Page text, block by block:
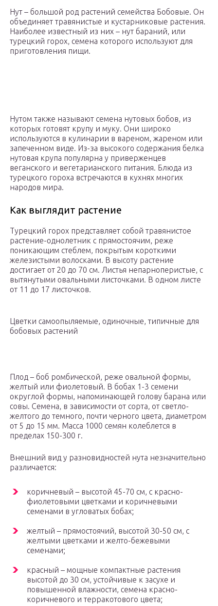
Нут – большой род растений семейства Бобовые. Он
объединяет травянистые и кустарниковые растения.
Наиболее известный из них – нут бараний, или
турецкий горох, семена которого используют для
приготовления пищи.
Нутом также называют семена нутовых бобов, из
которых готовят крупу и муку. Они широко
используются в кулинарии в вареном, жареном или
запеченном виде. Из-за высокого содержания белка
нутовая крупа популярна у приверженцев
веганского и вегетарианского питания. Блюда из
турецкого гороха встречаются в кухнях многих
народов мира.
Как выглядит растение
Турецкий горох представляет собой травянистое
растение-однолетник с прямостоячим, реже
поникающим стеблем, покрытым короткими
железистыми волосками. В высоту растение
достигает от 20 до 70 см. Листья непарноперистые, с
вытянутыми овальными листочками. В одном листе
от 11 до 17 листочков.
Цветки самоопыляемые, одиночные, типичные для
бобовых растений
Плод – боб ромбической, реже овальной формы,
желтый или фиолетовый. В бобах 1-3 семени
округлой формы, напоминающей голову барана или
совы. Семена, в зависимости от сорта, от светло-
желтого до темного, почти черного цвета, диаметром
от 5 до 15 мм. Масса 1000 семян колеблется в
пределах 150-300 г.
Внешний вид у разновидностей нута незначительно
различается:
коричневый – высотой 45-70 см, с красно-
фиолетовыми цветками и коричневыми
семенами в угловатых бобах;
желтый – прямостоячий, высотой 30-50 см, с
желтыми цветками и желто-бежевыми
семенами;
красный – мощные компактные растения
высотой до 30 см, устойчивые к засухе и
повышенной влажности, семена красно-
коричневого и терракотового цвета;